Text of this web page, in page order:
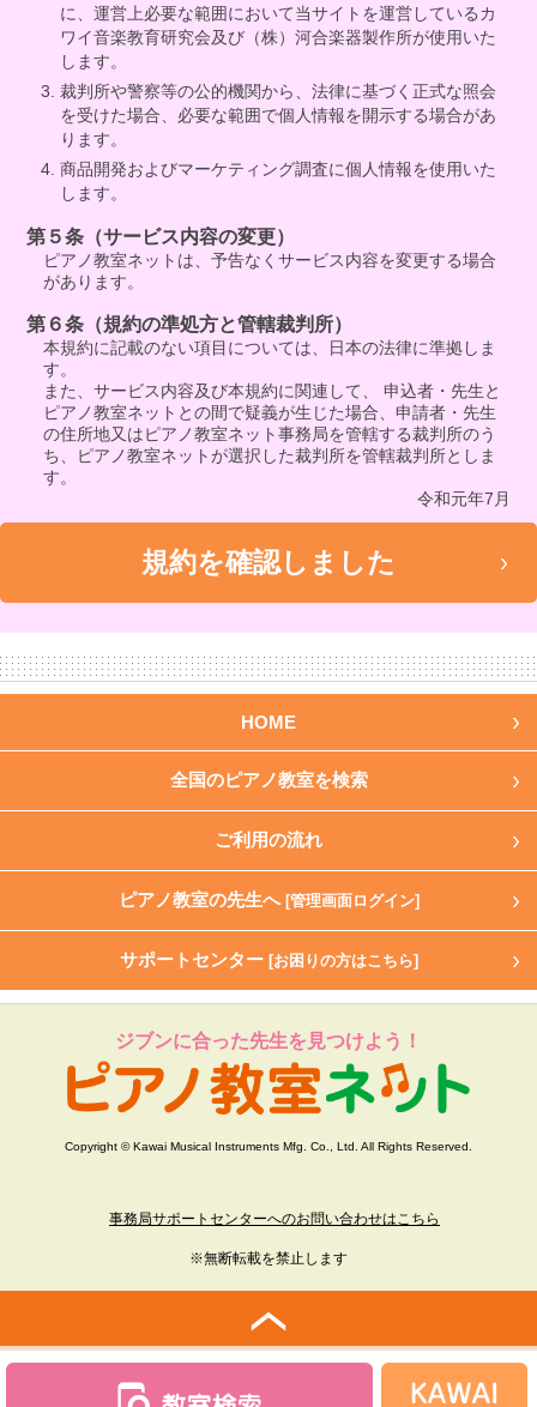
に、運営上必要な範囲において当サイトを運営しているカ
ワイ音楽教育研究会及び（株）河合楽器製作所が使用いた
します。
裁判所や警察等の公的機関から、法律に基づく正式な照会
を受けた場合、必要な範囲で個人情報を開示する場合があ
ります。
商品開発およびマーケティング調査に個人情報を使用いた
します。
第５条（サービス内容の変更）
ピアノ教室ネットは、予告なくサービス内容を変更する場合
があります。
第６条（規約の準処方と管轄裁判所）
本規約に記載のない項目については、日本の法律に準拠しま
す。
また、サービス内容及び本規約に関連して、 申込者・先生と
ピアノ教室ネットとの間で疑義が生じた場合、申請者・先生
の住所地又はピアノ教室ネット事務局を管轄する裁判所のう
ち、ピアノ教室ネットが選択した裁判所を管轄裁判所としま
す。
令和元年7月
HOME
全国のピアノ教室を検索
ご利用の流れ
ピアノ教室の先生へ [管理画面ログイン]
サポートセンター [お困りの方はこちら]
ジブンに合った先生を見つけよう！
Copyright © Kawai Musical Instruments Mfg. Co., Ltd. All Rights Reserved.
事務局サポートセンターへのお問い合わせはこちら
※無断転載を禁止します